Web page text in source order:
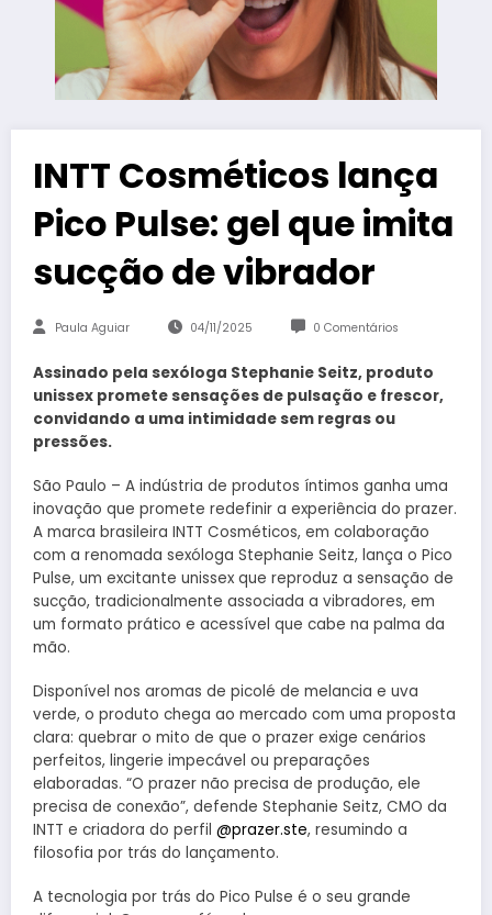
INTT Cosméticos lança
Pico Pulse: gel que imita
sucção de vibrador
Paula Aguiar 04/11/2025 0 Comentários
Assinado pela sexóloga Stephanie Seitz, produto
unissex promete sensações de pulsação e frescor,
convidando a uma intimidade sem regras ou
pressões.
São Paulo – A indústria de produtos íntimos ganha uma
inovação que promete redefinir a experiência do prazer.
A marca brasileira INTT Cosméticos, em colaboração
com a renomada sexóloga Stephanie Seitz, lança o Pico
Pulse, um excitante unissex que reproduz a sensação de
sucção, tradicionalmente associada a vibradores, em
um formato prático e acessível que cabe na palma da
mão.
Disponível nos aromas de picolé de melancia e uva
verde, o produto chega ao mercado com uma proposta
clara: quebrar o mito de que o prazer exige cenários
perfeitos, lingerie impecável ou preparações
elaboradas. “O prazer não precisa de produção, ele
precisa de conexão”, defende Stephanie Seitz, CMO da
INTT e criadora do perfil @prazer.ste, resumindo a
filosofia por trás do lançamento.
A tecnologia por trás do Pico Pulse é o seu grande